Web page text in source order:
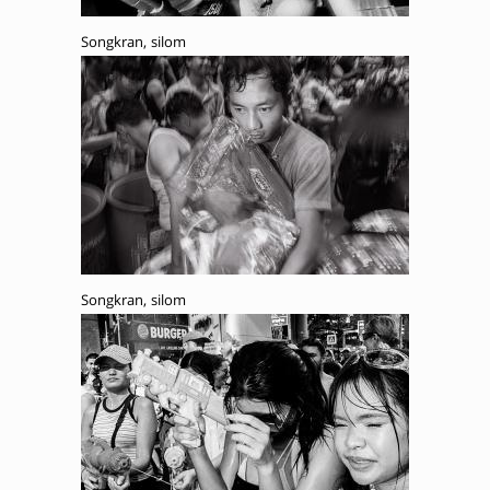
Songkran, silom
Songkran, silom